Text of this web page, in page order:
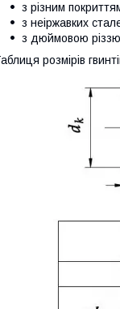
з різним
з неіржавких
з дюймовою різзю
розмірів